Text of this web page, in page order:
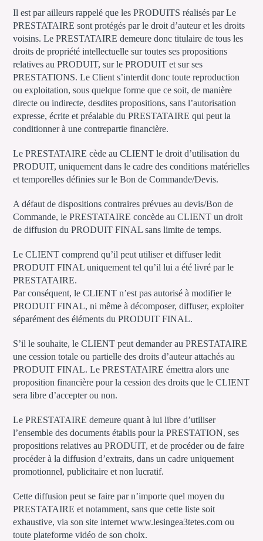
Il est par ailleurs rappelé que les PRODUITS réalisés par Le
PRESTATAIRE sont protégés par le droit d’auteur et les droits
voisins. Le PRESTATAIRE demeure donc titulaire de tous les
droits de propriété intellectuelle sur toutes ses propositions
relatives au PRODUIT, sur le PRODUIT et sur ses
PRESTATIONS. Le Client s’interdit donc toute reproduction
ou exploitation, sous quelque forme que ce soit, de manière
directe ou indirecte, desdites propositions, sans l’autorisation
expresse, écrite et préalable du PRESTATAIRE qui peut la
conditionner à une contrepartie financière.
Le PRESTATAIRE cède au CLIENT le droit d’utilisation du
PRODUIT, uniquement dans le cadre des conditions matérielles
et temporelles définies sur le Bon de Commande/Devis.
A défaut de dispositions contraires prévues au devis/Bon de
Commande, le PRESTATAIRE concède au CLIENT un droit
de diffusion du PRODUIT FINAL sans limite de temps.
Le CLIENT comprend qu’il peut utiliser et diffuser ledit
PRODUIT FINAL uniquement tel qu’il lui a été livré par le
PRESTATAIRE.
Par conséquent, le CLIENT n’est pas autorisé à modifier le
PRODUIT FINAL, ni même à décomposer, diffuser, exploiter
séparément des éléments du PRODUIT FINAL.
S’il le souhaite, le CLIENT peut demander au PRESTATAIRE
une cession totale ou partielle des droits d’auteur attachés au
PRODUIT FINAL. Le PRESTATAIRE émettra alors une
proposition financière pour la cession des droits que le CLIENT
sera libre d’accepter ou non.
Le PRESTATAIRE demeure quant à lui libre d’utiliser
l’ensemble des documents établis pour la PRESTATION, ses
propositions relatives au PRODUIT, et de procéder ou de faire
procéder à la diffusion d’extraits, dans un cadre uniquement
promotionnel, publicitaire et non lucratif.
Cette diffusion peut se faire par n’importe quel moyen du
PRESTATAIRE et notamment, sans que cette liste soit
exhaustive, via son site internet www.lesingea3tetes.com ou
toute plateforme vidéo de son choix.